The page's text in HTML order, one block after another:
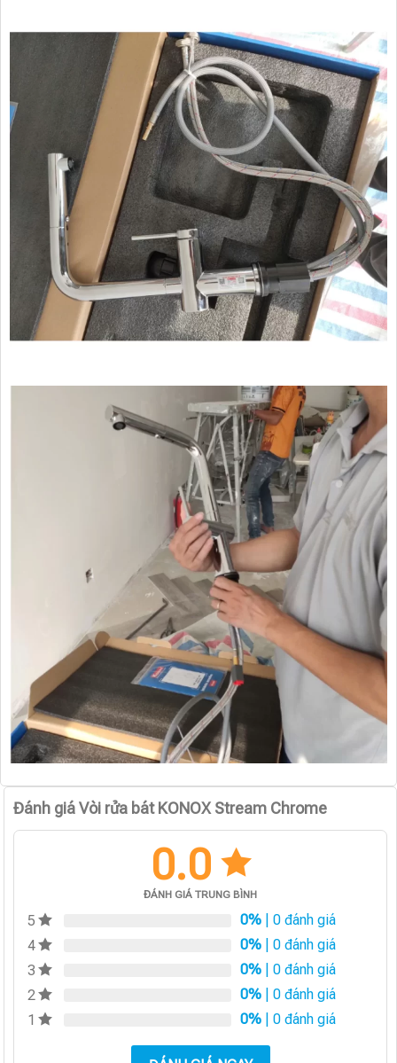
Đánh giá Vòi rửa bát KONOX Stream Chrome
0.0
ĐÁNH GIÁ TRUNG BÌNH
5 0% | 0 đánh giá
4
0% | 0 đánh giá
3
0% | 0 đánh giá
2
0% | 0 đánh giá
1
0% | 0 đánh giá